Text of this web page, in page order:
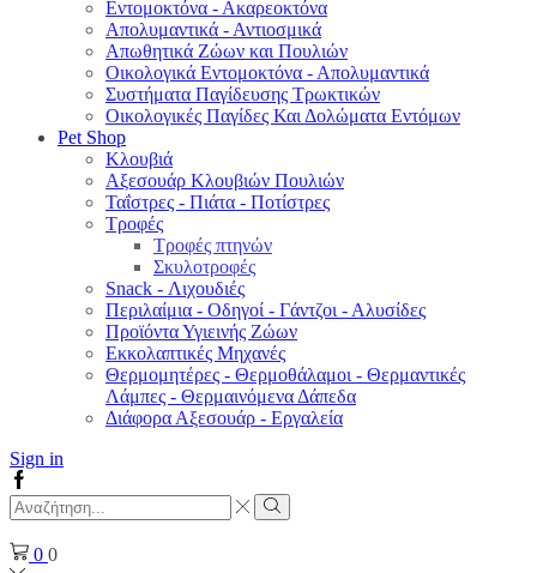
Εντομοκτόνα - Ακαρεοκτόνα
Απολυμαντικά - Αντιοσμικά
Απωθητικά Ζώων και Πουλιών
Οικολογικά Εντομοκτόνα - Απολυμαντικά
Συστήματα Παγίδευσης Τρωκτικών
Οικολογικές Παγίδες Και Δολώματα Εντόμων
Pet Shop
Κλουβιά
Αξεσουάρ Κλουβιών Πουλιών
Ταΐστρες - Πιάτα - Ποτίστρες
Τροφές
Τροφές πτηνών
Σκυλοτροφές
Snack - Λιχουδιές
Περιλαίμια - Οδηγοί - Γάντζοι - Αλυσίδες
Προϊόντα Υγιεινής Ζώων
Εκκολαπτικές Μηχανές
Θερμομητέρες - Θερμοθάλαμοι - Θερμαντικές
Λάμπες - Θερμαινόμενα Δάπεδα
Διάφορα Αξεσουάρ - Εργαλεία
Sign in
Facebook
Search
input
Search
0 0